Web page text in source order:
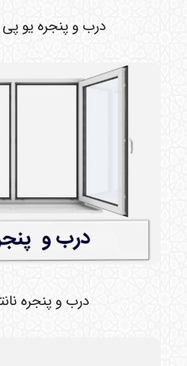
درب و پنجره یو
درب و پنجره